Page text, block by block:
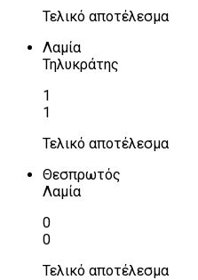
Τελικό αποτέλεσμα
Λαμία
Τηλυκράτης
1
1
Τελικό αποτέλεσμα
Θεσπρωτός
Λαμία
0
0
Τελικό αποτέλεσμα